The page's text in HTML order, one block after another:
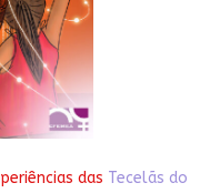
das Tecelãs do